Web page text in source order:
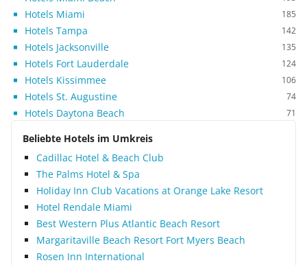
Hotels Miami 185
Hotels Tampa 142
Hotels Jacksonville 135
Hotels Fort Lauderdale 124
Hotels Kissimmee 106
Hotels St. Augustine 74
Hotels Daytona Beach 71
Beliebte Hotels im Umkreis
Cadillac Hotel & Beach Club
The Palms Hotel & Spa
Holiday Inn Club Vacations at Orange Lake Resort
Hotel Rendale Miami
Best Western Plus Atlantic Beach Resort
Margaritaville Beach Resort Fort Myers Beach
Rosen Inn International